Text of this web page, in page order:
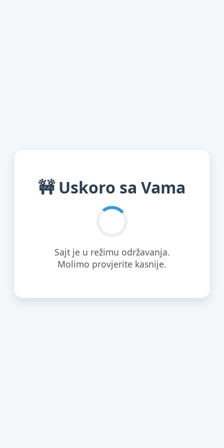
🚧 Uskoro sa Vama
Sajt je u režimu održavanja.
Molimo provjerite kasnije.